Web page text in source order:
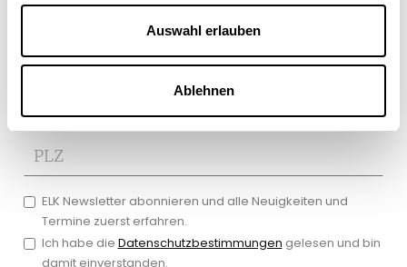
Auswahl erlauben
Ablehnen
PLZ
ELK Newsletter abonnieren und alle Neuigkeiten und
Termine zuerst erfahren.
Ich habe die Datenschutzbestimmungen gelesen und bin
damit einverstanden.